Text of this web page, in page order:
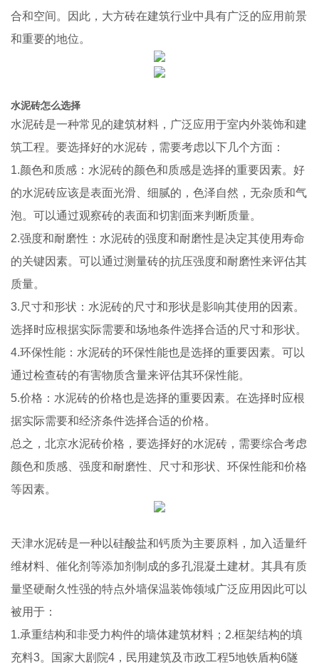
合和空间。因此，大方砖在建筑行业中具有广泛的应用前景
和重要的地位。
水泥砖怎么选择
水泥砖是一种常见的建筑材料，广泛应用于室内外装饰和建
筑工程。要选择好的水泥砖，需要考虑以下几个方面：
1.颜色和质感：水泥砖的颜色和质感是选择的重要因素。好
的水泥砖应该是表面光滑、细腻的，色泽自然，无杂质和气
泡。可以通过观察砖的表面和切割面来判断质量。
2.强度和耐磨性：水泥砖的强度和耐磨性是决定其使用寿命
的关键因素。可以通过测量砖的抗压强度和耐磨性来评估其
质量。
3.尺寸和形状：水泥砖的尺寸和形状是影响其使用的因素。
选择时应根据实际需要和场地条件选择合适的尺寸和形状。
4.环保性能：水泥砖的环保性能也是选择的重要因素。可以
通过检查砖的有害物质含量来评估其环保性能。
5.价格：水泥砖的价格也是选择的重要因素。在选择时应根
据实际需要和经济条件选择合适的价格。
总之，北京水泥砖价格，要选择好的水泥砖，需要综合考虑
颜色和质感、强度和耐磨性、尺寸和形状、环保性能和价格
等因素。
天津水泥砖是一种以硅酸盐和钙质为主要原料，加入适量纤
维材料、催化剂等添加剂制成的多孔混凝土建材。其具有质
量坚硬耐久性强的特点外墙保温装饰领域广泛应用因此可以
被用于：
1.承重结构和非受力构件的墙体建筑材料；2.框架结构的填
充料3。国家大剧院4，民用建筑及市政工程5地铁盾构6隧